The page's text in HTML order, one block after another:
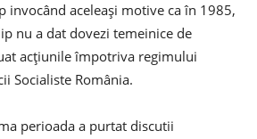
invocând aceleași motive ca în 1985,
nu a dat dovezi temeinice de
acțiunile împotriva regimului
Socialiste România.
perioada a purtat discutii